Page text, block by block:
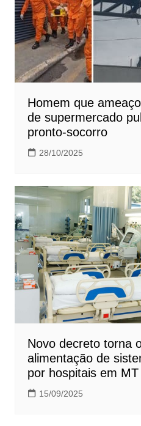
Homem que
de supermercado
pronto-socorro
28/10/2025
Novo decreto torna
alimentação de
por hospitais em MT
15/09/2025